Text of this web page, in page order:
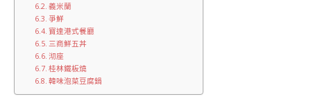
義米蘭
爭鮮
寶達港式餐廳
三商鮮五丼
沏座
桂林鐵板燒
韓味泡菜豆腐鍋